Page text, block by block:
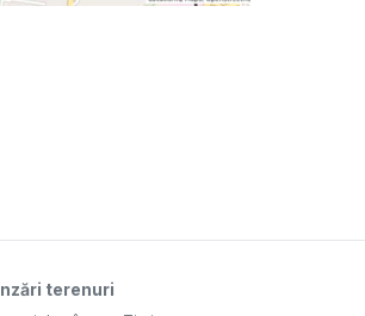
terenuri